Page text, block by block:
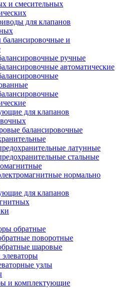
и смесительных
для клапанов
и
ручные
автоматические
для клапанов
балансировочные
латунные
стальные
нормально
для клапанов
обратные
поворотные
шаровые
узлы
и комплектующие